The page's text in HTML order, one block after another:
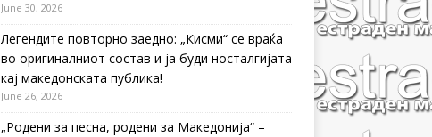
June 30, 2026
Легендите повторно заедно: „Кисми“ се враќа
во оригиналниот состав и ја буди носталгијата
кај македонската публика!
June 26, 2026
„Родени за песна, родени за Македонија“ –